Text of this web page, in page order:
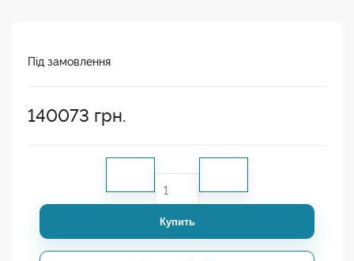
Під замовлення
140073 грн.
Купить